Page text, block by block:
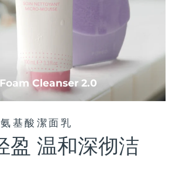
Cleanser 2.0
基酸潔面乳
盈 温和深彻洁
or gym bag
護膚
cleansers & balm
設備
cleansing devices
facelift devices
3 go
red light therapy
& hydration
設備
facial hydration devices
4 baby
0-3
Teeth Whitening Set
+ sonic device & 18% PAP gel
設備
sonic toothbrushes
clinical anti-aging
103
clinical anti-aging set
P1 Primer
211
aging neck & décolleté LED mask
221
301
hair strengthening scalp massager
Scalp Serum
recovery probiotic serum
護膚品
skincare
501
Red Light Therapy
502
Red Light Therapy
Red Light Serum
8/10/26
預計送達日期
預計送達日期8/9/26